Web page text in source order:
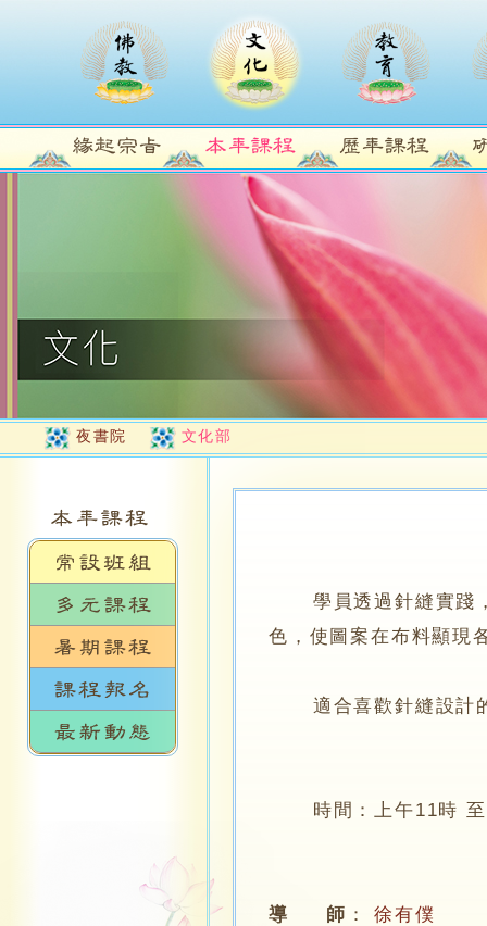
夜書院 文化部
學員透過針縫實踐，
色，使圖案在布料顯現
適合喜歡針縫設計
時間：上午11時 至
導 師 ： 徐有僕